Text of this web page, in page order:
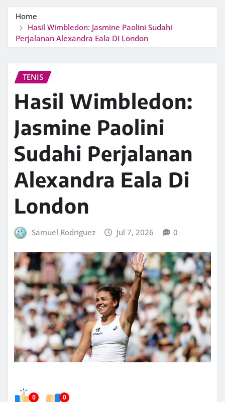
Home
Hasil Wimbledon: Jasmine Paolini Sudahi
Perjalanan Alexandra Eala Di London
TENIS
Hasil Wimbledon:
Jasmine Paolini
Sudahi Perjalanan
Alexandra Eala Di
London
Samuel Rodriguez Jul 7, 2026 0
0 0